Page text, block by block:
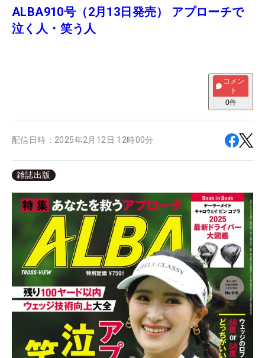
ALBA910号（2月13日発売） アプローチで
泣く人・笑う人
コメン
ト
0件
配信日時： 2025年2月12日 12時00分
雑誌出版